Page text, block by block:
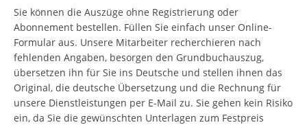
Sie können die Auszüge ohne Registrierung oder
Abonnement bestellen. Füllen Sie einfach unser Online-
Formular aus. Unsere Mitarbeiter recherchieren nach
fehlenden Angaben, besorgen den Grundbuchauszug,
übersetzen ihn für Sie ins Deutsche und stellen ihnen das
Original, die deutsche Übersetzung und die Rechnung für
unsere Dienstleistungen per E-Mail zu. Sie gehen kein Risiko
ein, da Sie die gewünschten Unterlagen zum Festpreis